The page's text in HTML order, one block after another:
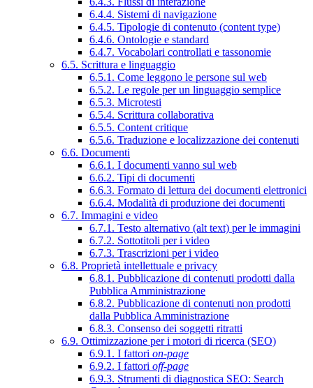
6.4.4. Sistemi di navigazione
6.4.5. Tipologie di contenuto (content type)
6.4.6. Ontologie e standard
6.4.7. Vocabolari controllati e tassonomie
6.5. Scrittura e linguaggio
6.5.1. Come leggono le persone sul web
6.5.2. Le regole per un linguaggio semplice
6.5.3. Microtesti
6.5.4. Scrittura collaborativa
6.5.5. Content critique
6.5.6. Traduzione e localizzazione dei contenuti
6.6. Documenti
6.6.1. I documenti vanno sul web
6.6.2. Tipi di documenti
6.6.3. Formato di lettura dei documenti elettronici
6.6.4. Modalità di produzione dei documenti
6.7. Immagini e video
6.7.1. Testo alternativo (alt text) per le immagini
6.7.2. Sottotitoli per i video
6.7.3. Trascrizioni per i video
6.8. Proprietà intellettuale e privacy
6.8.1. Pubblicazione di contenuti prodotti dalla
Pubblica Amministrazione
6.8.2. Pubblicazione di contenuti non prodotti
dalla Pubblica Amministrazione
6.8.3. Consenso dei soggetti ritratti
6.9. Ottimizzazione per i motori di ricerca (SEO)
6.9.1. I fattori on-page
6.9.2. I fattori off-page
6.9.3. Strumenti di diagnostica SEO: Search